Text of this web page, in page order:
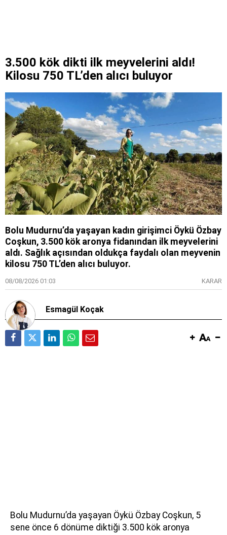
3.500 kök dikti ilk meyvelerini aldı!
Kilosu 750 TL’den alıcı buluyor
Bolu Mudurnu’da yaşayan kadın girişimci Öykü Özbay
Coşkun, 3.500 kök aronya fidanından ilk meyvelerini
aldı. Sağlık açısından oldukça faydalı olan meyvenin
kilosu 750 TL’den alıcı buluyor.
08/08/2026 01:03 KARAR
Esmagül Koçak
Bolu Mudurnu’da yaşayan Öykü Özbay Coşkun, 5
sene önce 6 dönüme diktiği 3.500 kök aronya